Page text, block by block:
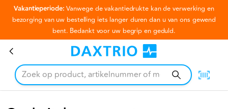
Ga naar hoofdinhoud
Vakantieperiode: Vanwege de vakantiedrukte kan de verwerking en
bezorging van uw bestelling iets langer duren dan u van ons gewend
bent. Bedankt voor uw begrip en geduld.
Oogbeitels en ooggutsen